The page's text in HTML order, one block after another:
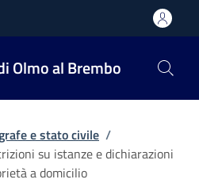
Olmo al Brembo
e stato civile /
su istanze e dichiarazioni
a domicilio